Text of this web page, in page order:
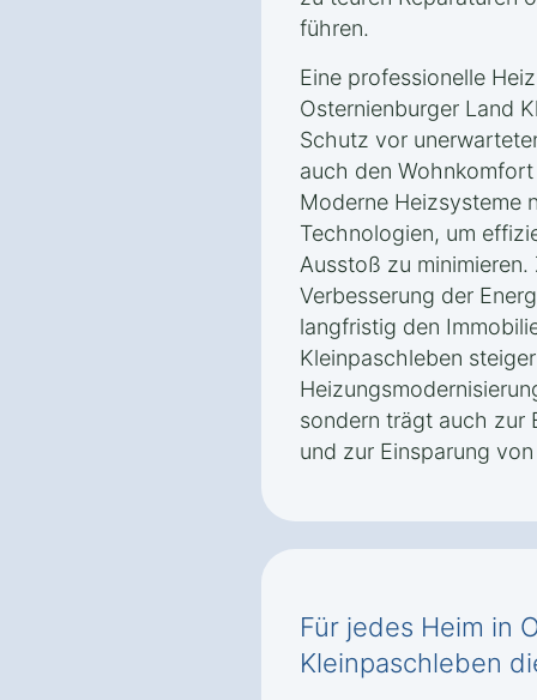
führen.
Eine professionelle
Osternienburger Land
Schutz vor
auch den
Moderne Heizsysteme
Technologien, um
Ausstoß zu
Verbesserung der
langfristig den
Kleinpaschleben
sondern trägt auch zur
und zur Einsparung
Für jedes Heim in
Kleinpaschleben